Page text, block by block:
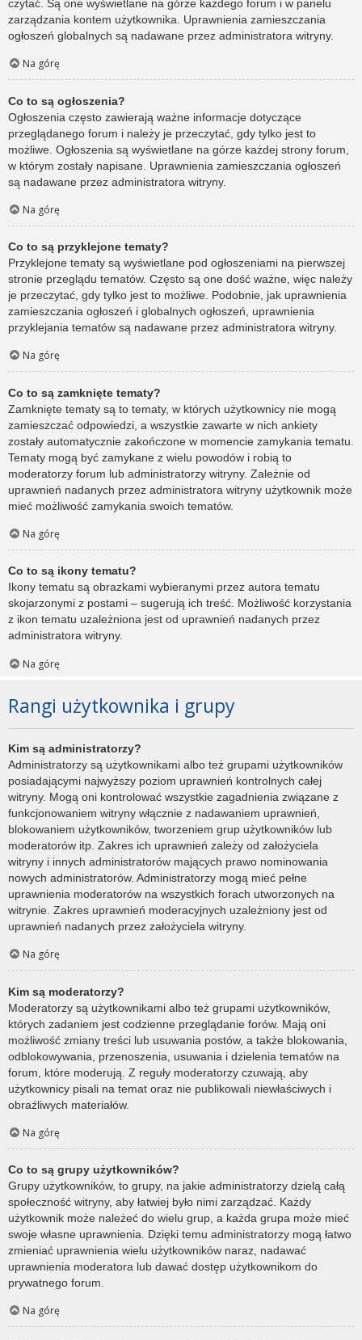
czytać. Są one wyświetlane na górze każdego forum i w panelu
zarządzania kontem użytkownika. Uprawnienia zamieszczania
ogłoszeń globalnych są nadawane przez administratora witryny.
Na górę
Co to są ogłoszenia?
Ogłoszenia często zawierają ważne informacje dotyczące
przeglądanego forum i należy je przeczytać, gdy tylko jest to
możliwe. Ogłoszenia są wyświetlane na górze każdej strony forum,
w którym zostały napisane. Uprawnienia zamieszczania ogłoszeń
są nadawane przez administratora witryny.
Na górę
Co to są przyklejone tematy?
Przyklejone tematy są wyświetlane pod ogłoszeniami na pierwszej
stronie przeglądu tematów. Często są one dość ważne, więc należy
je przeczytać, gdy tylko jest to możliwe. Podobnie, jak uprawnienia
zamieszczania ogłoszeń i globalnych ogłoszeń, uprawnienia
przyklejania tematów są nadawane przez administratora witryny.
Na górę
Co to są zamknięte tematy?
Zamknięte tematy są to tematy, w których użytkownicy nie mogą
zamieszczać odpowiedzi, a wszystkie zawarte w nich ankiety
zostały automatycznie zakończone w momencie zamykania tematu.
Tematy mogą być zamykane z wielu powodów i robią to
moderatorzy forum lub administratorzy witryny. Zależnie od
uprawnień nadanych przez administratora witryny użytkownik może
mieć możliwość zamykania swoich tematów.
Na górę
Co to są ikony tematu?
Ikony tematu są obrazkami wybieranymi przez autora tematu
skojarzonymi z postami – sugerują ich treść. Możliwość korzystania
z ikon tematu uzależniona jest od uprawnień nadanych przez
administratora witryny.
Na górę
Rangi użytkownika i grupy
Kim są administratorzy?
Administratorzy są użytkownikami albo też grupami użytkowników
posiadającymi najwyższy poziom uprawnień kontrolnych całej
witryny. Mogą oni kontrolować wszystkie zagadnienia związane z
funkcjonowaniem witryny włącznie z nadawaniem uprawnień,
blokowaniem użytkowników, tworzeniem grup użytkowników lub
moderatorów itp. Zakres ich uprawnień zależy od założyciela
witryny i innych administratorów mających prawo nominowania
nowych administratorów. Administratorzy mogą mieć pełne
uprawnienia moderatorów na wszystkich forach utworzonych na
witrynie. Zakres uprawnień moderacyjnych uzależniony jest od
uprawnień nadanych przez założyciela witryny.
Na górę
Kim są moderatorzy?
Moderatorzy są użytkownikami albo też grupami użytkowników,
których zadaniem jest codzienne przeglądanie forów. Mają oni
możliwość zmiany treści lub usuwania postów, a także blokowania,
odblokowywania, przenoszenia, usuwania i dzielenia tematów na
forum, które moderują. Z reguły moderatorzy czuwają, aby
użytkownicy pisali na temat oraz nie publikowali niewłaściwych i
obraźliwych materiałów.
Na górę
Co to są grupy użytkowników?
Grupy użytkowników, to grupy, na jakie administratorzy dzielą całą
społeczność witryny, aby łatwiej było nimi zarządzać. Każdy
użytkownik może należeć do wielu grup, a każda grupa może mieć
swoje własne uprawnienia. Dzięki temu administratorzy mogą łatwo
zmieniać uprawnienia wielu użytkowników naraz, nadawać
uprawnienia moderatora lub dawać dostęp użytkownikom do
prywatnego forum.
Na górę